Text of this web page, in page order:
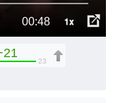
00:48 1x
23